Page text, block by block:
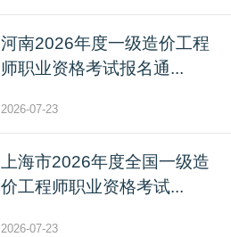
河南2026年度一级造价工程
师职业资格考试报名通...
2026-07-23
上海市2026年度全国一级造
价工程师职业资格考试...
2026-07-23